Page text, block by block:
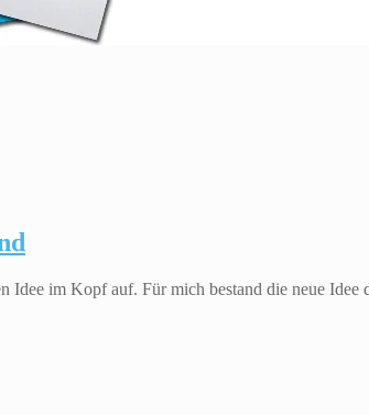
Idee im Kopf auf. Für mich bestand die neue